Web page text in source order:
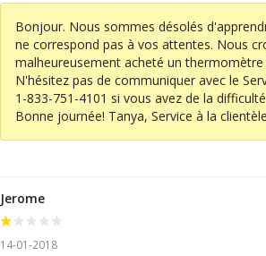
Bonjour. Nous sommes désolés
ne correspond pas à vos attentes. Nous
malheureusement acheté un thermomètre
N'hésitez pas de communiquer avec le
1-833-751-4101 si vous avez de la
Bonne journée! Tanya, Service à la clientèle
Jerome
14-01-2018